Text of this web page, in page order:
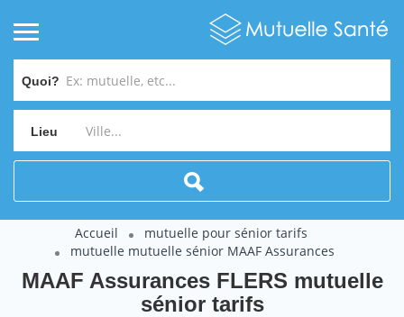
Quoi?
Lieu
Accueil
mutuelle pour sénior tarifs
mutuelle mutuelle sénior MAAF Assurances
MAAF Assurances FLERS mutuelle
sénior tarifs